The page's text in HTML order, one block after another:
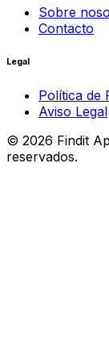
Sobre
Contacto
Legal
Política de
Aviso Legal
© 2026 Findit
reservados.